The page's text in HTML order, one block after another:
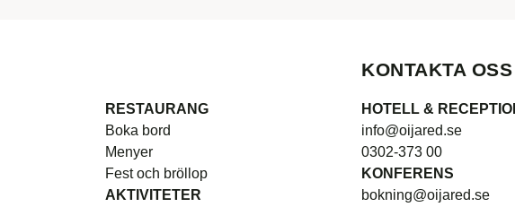
RESTAURANG
Boka bord
Menyer
Fest och bröllop
AKTIVITETER
KONTAKTA OSS
HOTELL &
info@oijared.se
0302-373 00
KONFERENS
bokning@oijared.se